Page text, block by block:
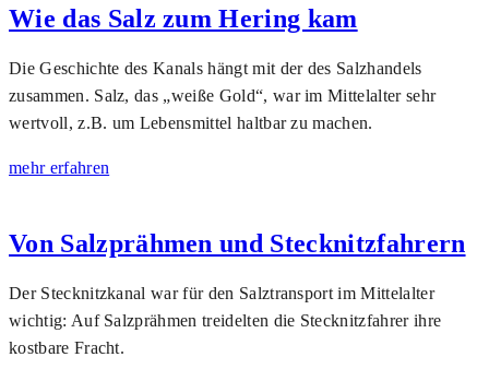
Wie das Salz zum Hering kam
Die Geschichte des Kanals hängt mit der des Salzhandels
zusammen. Salz, das „weiße Gold“, war im Mittelalter sehr
wertvoll, z.B. um Lebensmittel haltbar zu machen.
mehr erfahren
Von Salzprähmen und Stecknitzfahrern
Der Stecknitzkanal war für den Salztransport im Mittelalter
wichtig: Auf Salzprähmen treidelten die Stecknitzfahrer ihre
kostbare Fracht.